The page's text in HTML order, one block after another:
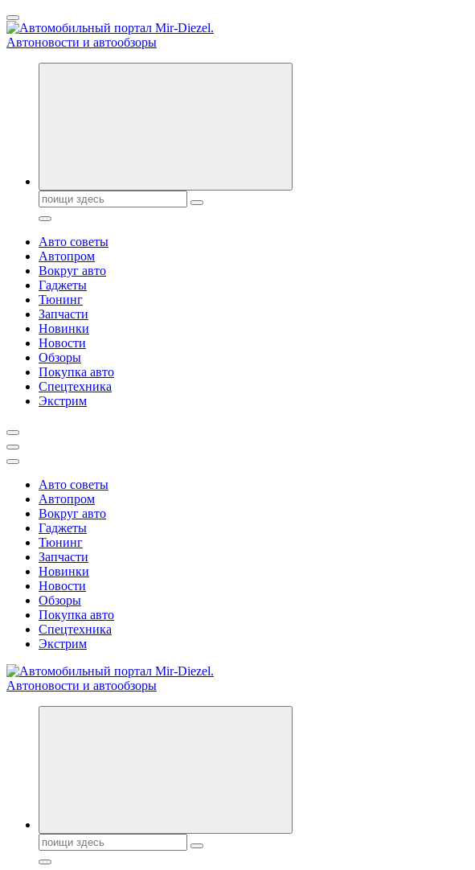
Перейти
к
содержанию
Справочник автомобилиста. Обзор новинок популярных автобрендов,
Поиск:
Авто советы
Автопром
Вокруг авто
Гаджеты
Тюнинг
Запчасти
Новинки
Новости
Обзоры
Покупка авто
Спецтехника
Экстрим
Авто советы
Автопром
Вокруг авто
Гаджеты
Тюнинг
Запчасти
Новинки
Новости
Обзоры
Покупка авто
Спецтехника
Экстрим
Справочник автомобилиста. Обзор новинок популярных автобрендов,
Поиск: